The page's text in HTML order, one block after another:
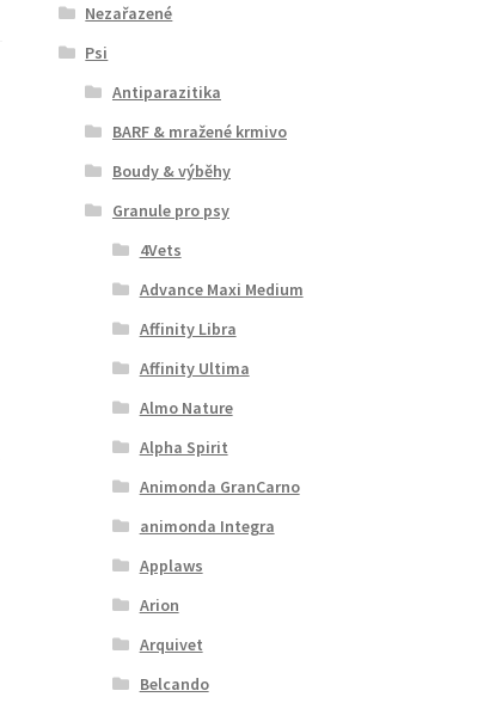
Nezařazené
Psi
Antiparazitika
BARF & mražené krmivo
Boudy & výběhy
Granule pro psy
4Vets
Advance Maxi Medium
Affinity Libra
Affinity Ultima
Almo Nature
Alpha Spirit
Animonda GranCarno
animonda Integra
Applaws
Arion
Arquivet
Belcando